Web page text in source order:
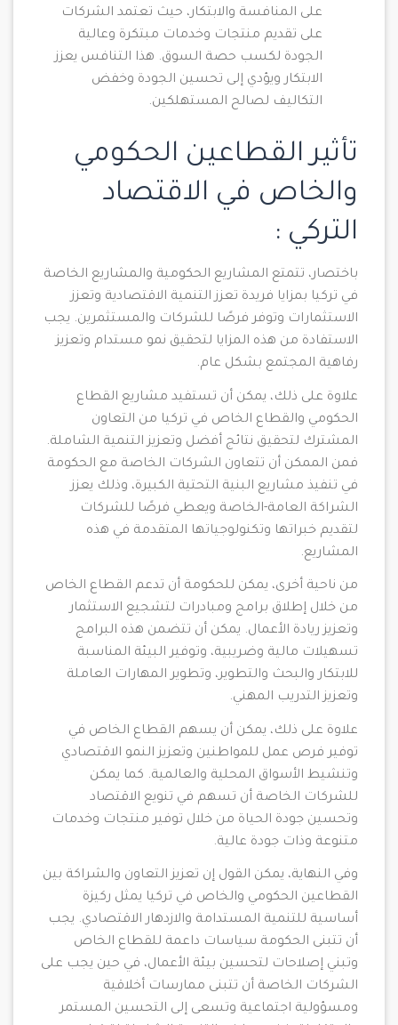
على المنافسة والابتكار، حيث تعتمد الشركات
على تقديم منتجات وخدمات مبتكرة وعالية
الجودة لكسب حصة السوق. هذا التنافس يعزز
الابتكار ويؤدي إلى تحسين الجودة وخفض
التكاليف لصالح المستهلكين.
تأثير القطاعين الحكومي
والخاص في الاقتصاد
التركي :
باختصار، تتمتع المشاريع الحكومية والمشاريع الخاصة
في تركيا بمزايا فريدة تعزز التنمية الاقتصادية وتعزز
الاستثمارات وتوفر فرصًا للشركات والمستثمرين. يجب
الاستفادة من هذه المزايا لتحقيق نمو مستدام وتعزيز
رفاهية المجتمع بشكل عام.
علاوة على ذلك، يمكن أن تستفيد مشاريع القطاع
الحكومي والقطاع الخاص في تركيا من التعاون
المشترك لتحقيق نتائج أفضل وتعزيز التنمية الشاملة.
فمن الممكن أن تتعاون الشركات الخاصة مع الحكومة
في تنفيذ مشاريع البنية التحتية الكبيرة، وذلك يعزز
الشراكة العامة-الخاصة ويعطي فرصًا للشركات
لتقديم خبراتها وتكنولوجياتها المتقدمة في هذه
المشاريع.
من ناحية أخرى، يمكن للحكومة أن تدعم القطاع الخاص
من خلال إطلاق برامج ومبادرات لتشجيع الاستثمار
وتعزيز ريادة الأعمال. يمكن أن تتضمن هذه البرامج
تسهيلات مالية وضريبية، وتوفير البيئة المناسبة
للابتكار والبحث والتطوير، وتطوير المهارات العاملة
وتعزيز التدريب المهني.
علاوة على ذلك، يمكن أن يسهم القطاع الخاص في
توفير فرص عمل للمواطنين وتعزيز النمو الاقتصادي
وتنشيط الأسواق المحلية والعالمية. كما يمكن
للشركات الخاصة أن تسهم في تنويع الاقتصاد
وتحسين جودة الحياة من خلال توفير منتجات وخدمات
متنوعة وذات جودة عالية.
وفي النهاية، يمكن القول إن تعزيز التعاون والشراكة بين
القطاعين الحكومي والخاص في تركيا يمثل ركيزة
أساسية للتنمية المستدامة والازدهار الاقتصادي. يجب
أن تتبنى الحكومة سياسات داعمة للقطاع الخاص
وتبني إصلاحات لتحسين بيئة الأعمال، في حين يجب على
الشركات الخاصة أن تتبنى ممارسات أخلاقية
ومسؤولية اجتماعية وتسعى إلى التحسين المستمر